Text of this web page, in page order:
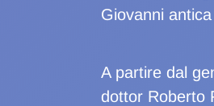
Giovanni
A partire dal
dottor Roberto